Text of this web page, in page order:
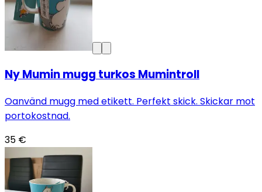
Ny Mumin mugg turkos Mumintroll
Oanvänd mugg med etikett. Perfekt skick. Skickar mot
portokostnad.
35 €